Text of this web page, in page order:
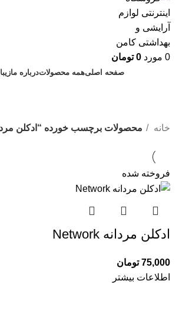
0 مورد 0 تومان
صفحه اصلیهمه محصولاتدرباره ما
دسته بندی ها
خانه محصولات برچسب خورده “ادکلن
فروخته شده
ادکلن مردانه Network
75,000 تومان
اطلاعات بیشتر